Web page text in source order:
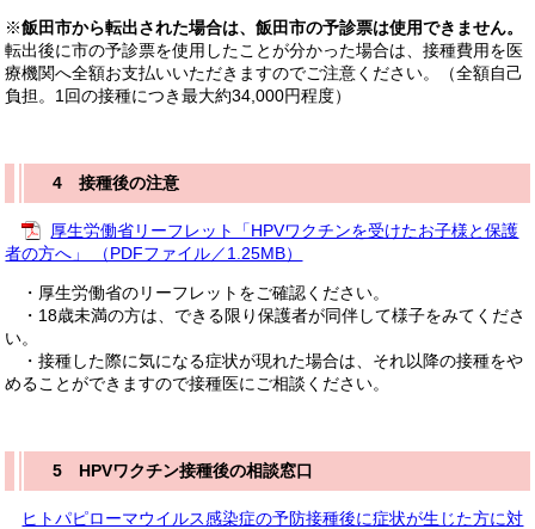
※飯田市から転出された場合は、飯田市の予診票は使用できません。
転出後に市の予診票を使用したことが分かった場合は、接種費用を医
療機関へ全額お支払いいただきますのでご注意ください。（全額自己
負担。1回の接種につき最大約34,000円程度）
4 接種後の注意
厚生労働省リーフレット「HPVワクチンを受けたお子様と保護
者の方へ」 （PDFファイル／1.25MB）
・厚生労働省のリーフレットをご確認ください。
・18歳未満の方は、できる限り保護者が同伴して様子をみてくださ
い。
・接種した際に気になる症状が現れた場合は、それ以降の接種をや
めることができますので接種医にご相談ください。
5 HPVワクチン接種後の相談窓口
ヒトパピローマウイルス感染症の予防接種後に症状が生じた方に対